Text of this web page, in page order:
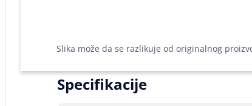
Slika može da se razlikuje od originalnog
Specifikacije